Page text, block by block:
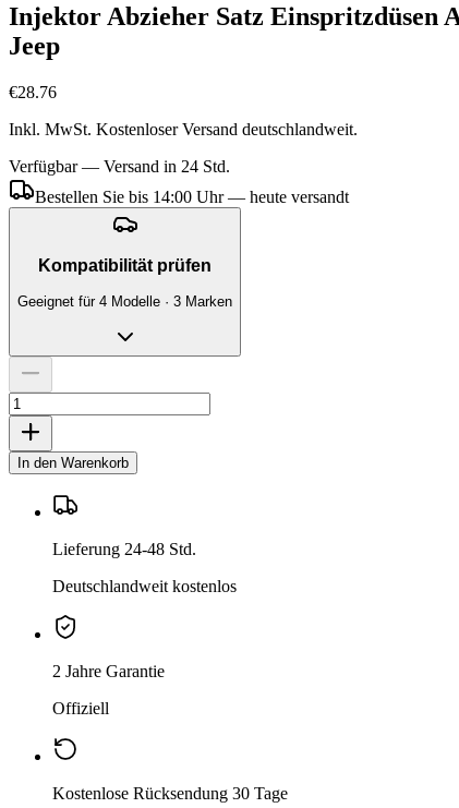
Injektor Abzieher Satz Einspritzdüsen
Jeep
€28.76
Inkl. MwSt. Kostenloser Versand deutschlandweit.
Verfügbar — Versand in 24 Std.
Bestellen Sie bis 14:00 Uhr — heute versandt
Kompatibilität prüfen
Geeignet für 4 Modelle · 3 Marken
In den Warenkorb
Lieferung 24-48 Std.
Deutschlandweit kostenlos
2 Jahre Garantie
Offiziell
Kostenlose Rücksendung 30 Tage